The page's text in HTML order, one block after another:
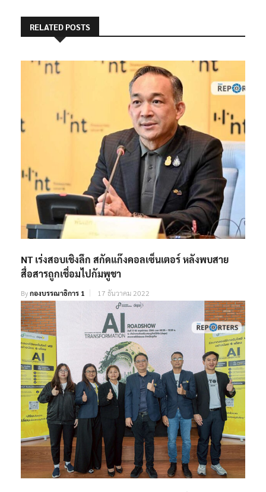
RELATED POSTS
NT เร่งสอบเชิงลึก สกัดแก๊งคอลเซ็นเตอร์ หลังพบสาย
สื่อสารถูกเชื่อมไปกัมพูชา
Byกองบรรณาธิการ 1 17 ธันวาคม 2022